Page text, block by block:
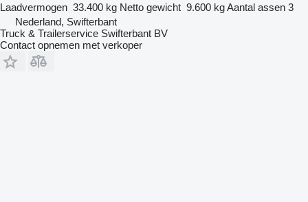
Laadvermogen 33.400 kg Netto gewicht 9.600 kgAantal assen 3
Nederland, Swifterbant
Truck & Trailerservice Swifterbant BV
Contact opnemen met verkoper